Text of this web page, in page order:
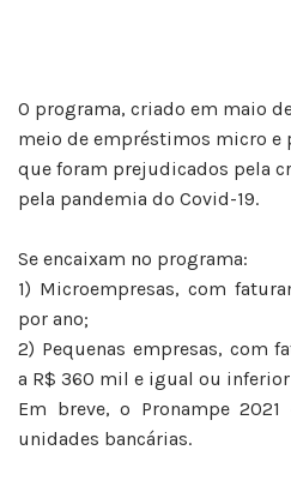
O programa, criado em maio
meio de empréstimos micro e
que foram prejudicados pela
pela pandemia do Covid-19.
Se encaixam no programa:
1) Microempresas, com
por ano;
2) Pequenas empresas, com
a R$ 360 mil e igual ou
Em breve, o Pronampe
unidades bancárias.